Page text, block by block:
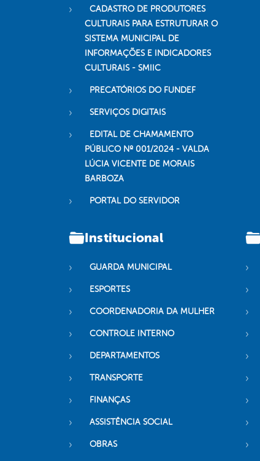
CADASTRO DE PRODUTORES
CULTURAIS PARA ESTRUTURAR O
SISTEMA MUNICIPAL DE
INFORMAÇÕES E INDICADORES
CULTURAIS - SMIIC
PRECATÓRIOS DO FUNDEF
SERVIÇOS DIGITAIS
EDITAL DE CHAMAMENTO
PÚBLICO Nº 001/2024 - VALDA
LÚCIA VICENTE DE MORAIS
BARBOZA
PORTAL DO SERVIDOR
Institucional
GUARDA MUNICIPAL
ESPORTES
COORDENADORIA DA MULHER
CONTROLE INTERNO
DEPARTAMENTOS
TRANSPORTE
FINANÇAS
ASSISTÊNCIA SOCIAL
OBRAS